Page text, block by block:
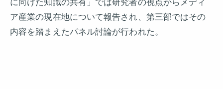
ア産業の現在地について報告され、第三部ではその
内容を踏まえたパネル討論が行われた。